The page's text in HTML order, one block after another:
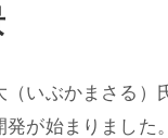
いぶかまさる）
が始まりました